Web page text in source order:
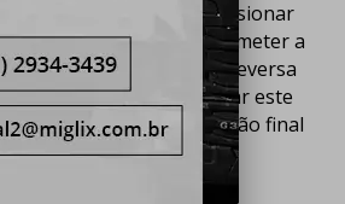
Contato
Trabalhe Conosco
podem ocasionar
ambiental e ainda comprometer a
Mas, com a
logística reversa
vencidosé possível evitar este
garantindo uma destinação final
para esses produtos.